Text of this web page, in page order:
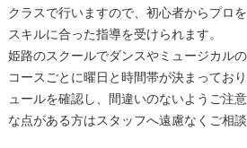
クラスで行いますので、初心者からプロ
スキルに合った指導を受けられます。
姫路のスクールでダンスやミュージカル
コースごとに曜日と時間帯が決まってお
ュールを確認し、間違いのないようご注
な点がある方はスタッフへ遠慮なくご相談